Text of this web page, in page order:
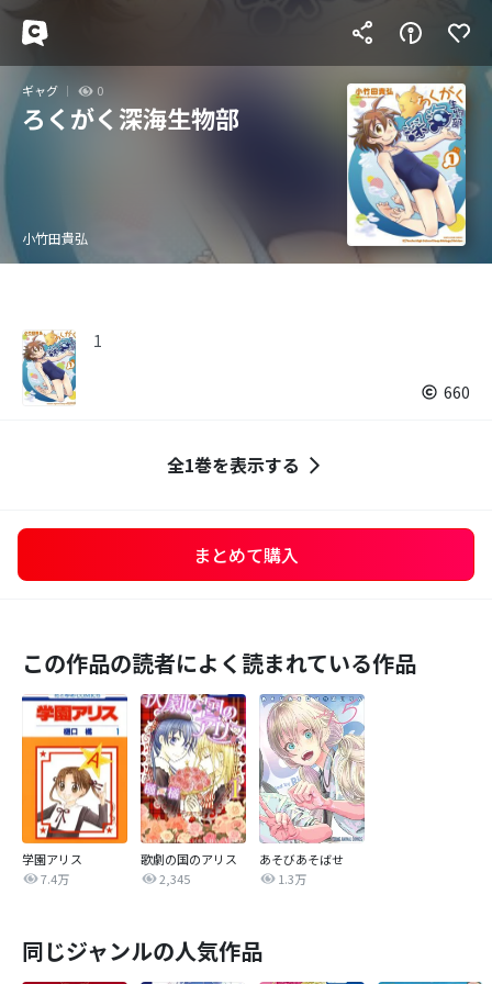
ギャグ 0
ろくがく深海生物部
小竹田貴弘
1
660
全1巻を表示する
まとめて購入
この作品の読者によく読まれている作品
学園アリス
7.4万
歌劇の国のアリス
2,345
あそびあそばせ
1.3万
同じジャンルの人気作品